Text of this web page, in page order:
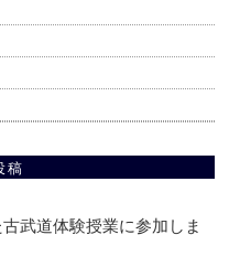
稿
武道体験授業に参加しま